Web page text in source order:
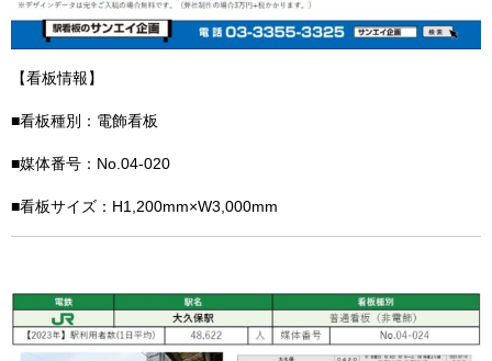
【看板情報】
■看板種別：電飾看板
■媒体番号：No.04-020
■看板サイズ：H1,200mm×W3,000mm